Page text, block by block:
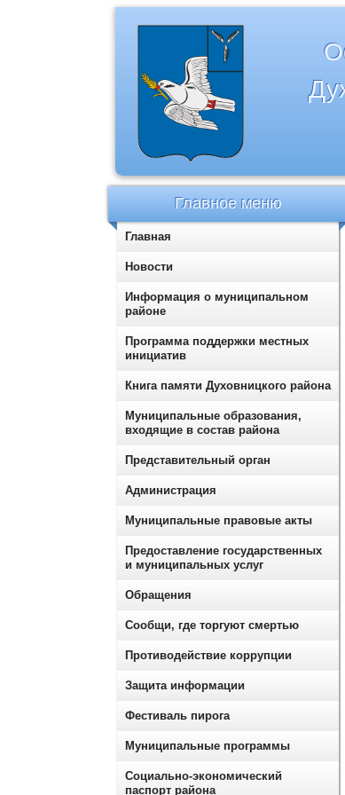
Главное меню
Главная
Новости
Информация о муниципальном
районе
Программа поддержки местных
инициатив
Книга памяти Духовницкого района
Муниципальные образования,
входящие в состав района
Представительный орган
Администрация
Муниципальные правовые акты
Предоставление государственных
и муниципальных услуг
Обращения
Сообщи, где торгуют смертью
Противодействие коррупции
Защита информации
Фестиваль пирога
Муниципальные программы
Социально-экономический
паспорт района